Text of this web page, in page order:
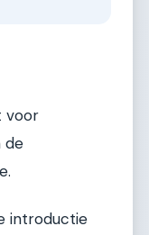
voor
de
introductie